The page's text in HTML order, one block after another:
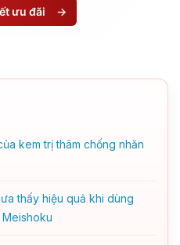
ưu đãi →
kem trị thâm chống nhăn
thấy hiệu quả khi dùng